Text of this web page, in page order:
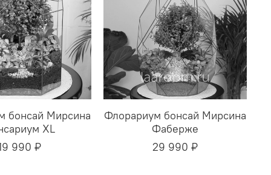
бонсай Мирсина
XL
990 ₽
Флорариум бонсай Мирсина
Фаберже
29 990 ₽